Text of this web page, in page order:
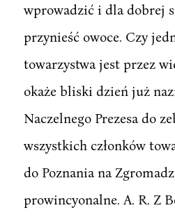
wprowadzić i dla dobrej
przynieść owoce. Czy
towarzystwa jest przez
okaże bliski dzień już
Naczelnego Prezesa do
wszystkich członków
do Poznania na
prowincyonalne. A. R. Z